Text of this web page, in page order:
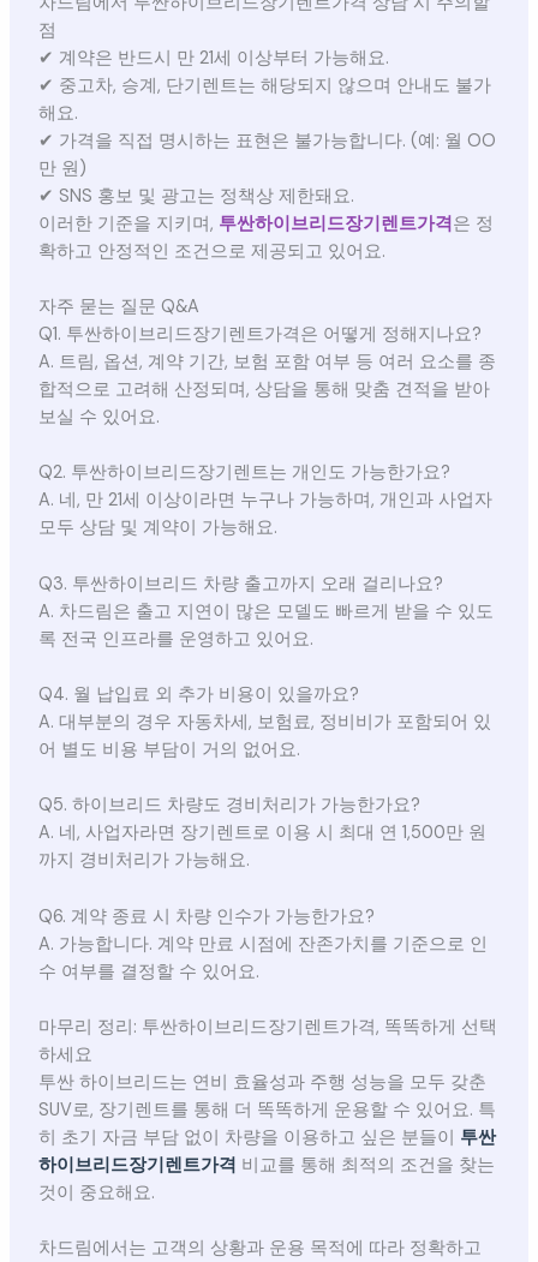
점
✔ 계약은 반드시 만 21세 이상부터 가능해요.
✔ 중고차, 승계, 단기렌트는 해당되지 않으며 안내도 불가
해요.
✔ 가격을 직접 명시하는 표현은 불가능합니다. (예: 월 OO
만 원)
✔ SNS 홍보 및 광고는 정책상 제한돼요.
이러한 기준을 지키며, 투싼하이브리드장기렌트가격은 정
확하고 안정적인 조건으로 제공되고 있어요.
자주 묻는 질문 Q&A
Q1. 투싼하이브리드장기렌트가격은 어떻게 정해지나요?
A. 트림, 옵션, 계약 기간, 보험 포함 여부 등 여러 요소를 종
합적으로 고려해 산정되며, 상담을 통해 맞춤 견적을 받아
보실 수 있어요.
Q2. 투싼하이브리드장기렌트는 개인도 가능한가요?
A. 네, 만 21세 이상이라면 누구나 가능하며, 개인과 사업자
모두 상담 및 계약이 가능해요.
Q3. 투싼하이브리드 차량 출고까지 오래 걸리나요?
A. 차드림은 출고 지연이 많은 모델도 빠르게 받을 수 있도
록 전국 인프라를 운영하고 있어요.
Q4. 월 납입료 외 추가 비용이 있을까요?
A. 대부분의 경우 자동차세, 보험료, 정비비가 포함되어 있
어 별도 비용 부담이 거의 없어요.
Q5. 하이브리드 차량도 경비처리가 가능한가요?
A. 네, 사업자라면 장기렌트로 이용 시 최대 연 1,500만 원
까지 경비처리가 가능해요.
Q6. 계약 종료 시 차량 인수가 가능한가요?
A. 가능합니다. 계약 만료 시점에 잔존가치를 기준으로 인
수 여부를 결정할 수 있어요.
마무리 정리: 투싼하이브리드장기렌트가격, 똑똑하게 선택
하세요
투싼 하이브리드는 연비 효율성과 주행 성능을 모두 갖춘
SUV로, 장기렌트를 통해 더 똑똑하게 운용할 수 있어요. 특
히 초기 자금 부담 없이 차량을 이용하고 싶은 분들이 투싼
하이브리드장기렌트가격 비교를 통해 최적의 조건을 찾는
것이 중요해요.
차드림에서는 고객의 상황과 운용 목적에 따라 정확하고